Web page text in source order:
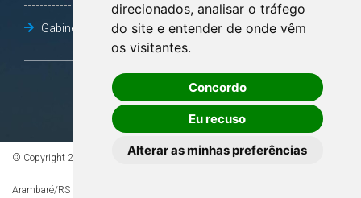
direcionados, analisar o tráfego
do site e entender de onde vêm
os visitantes.
Concordo
Eu recuso
Alterar as minhas preferências
Gabinete Vice-Prefeito
OUVIDORIA
© Copyright 2026 - Todos os direitos reservados à Prefeitura de
Arambaré/RS